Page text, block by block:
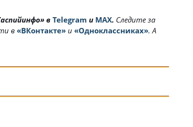
в Telegram и MAX. Cледите за
в «ВКонтакте» и «Одноклассниках». А